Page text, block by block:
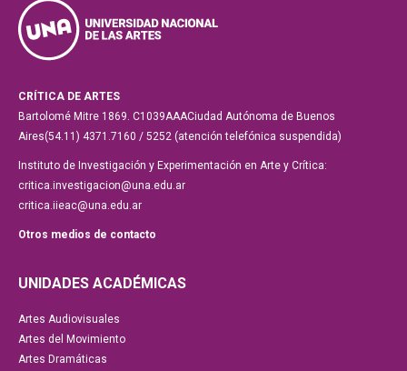
CRÍTICA DE ARTES
Bartolomé Mitre 1869. C1039AAACiudad Autónoma de Buenos
Aires(54.11) 4371.7160 / 5252 (atención telefónica suspendida)
Instituto de Investigación y Experimentación en Arte y Crítica:
critica.investigacion@una.edu.ar
critica.iieac@una.edu.ar
Otros medios de contacto
UNIDADES ACADÉMICAS
Artes Audiovisuales
Artes del Movimiento
Artes Dramáticas